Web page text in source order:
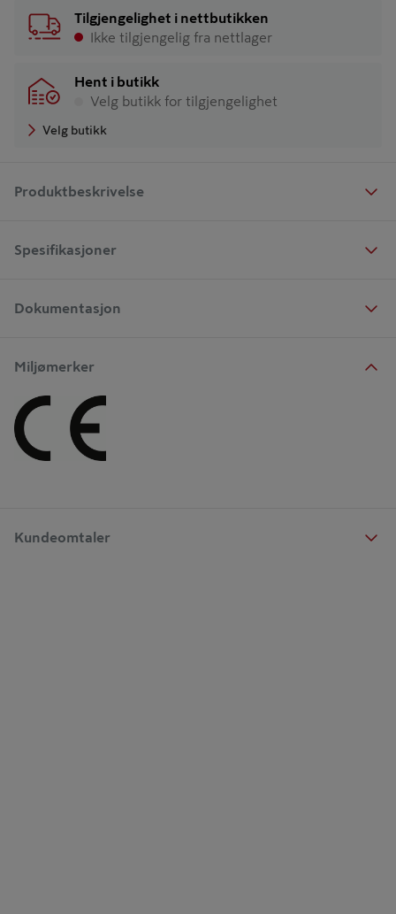
Tilgjengelighet i nettbutikken
Ikke tilgjengelig fra nettlager
Hent i butikk
Velg butikk for tilgjengelighet
Velg butikk
Produktbeskrivelse
Spesifikasjoner
Dokumentasjon
Miljømerker
Kundeomtaler